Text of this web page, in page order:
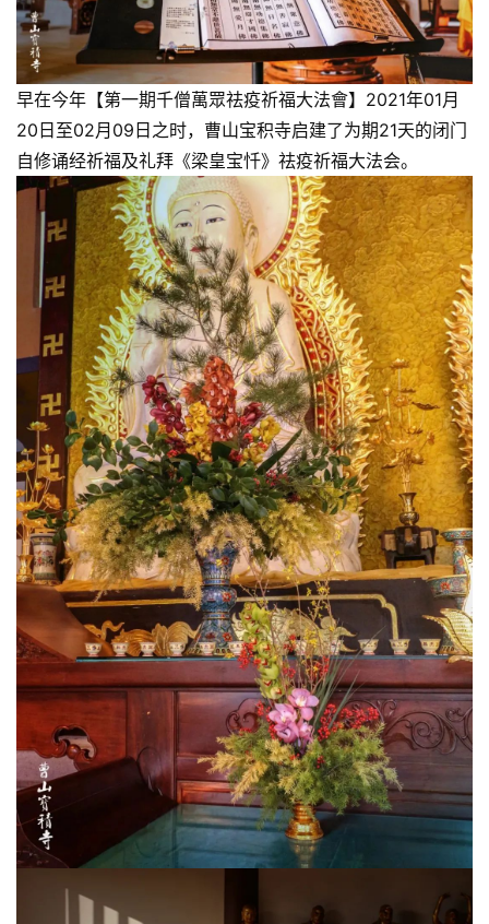
早在今年【第一期千僧萬眾祛疫祈福大法會】2021年01月
20日至02月09日之时，曹山宝积寺启建了为期21天的闭门
自修诵经祈福及礼拜《梁皇宝忏》祛疫祈福大法会。